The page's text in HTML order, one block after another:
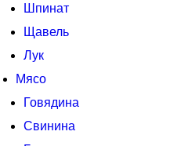
Шпинат
Щавель
Лук
Мясо
Говядина
Свинина